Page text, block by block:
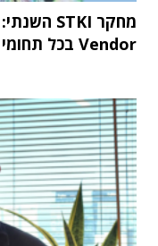
Vendor בכל תחומי שוק ה-IT